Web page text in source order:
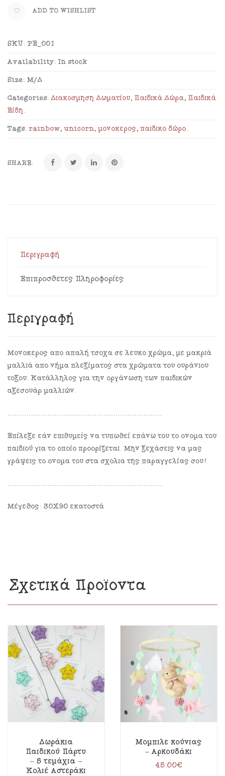
ADD TO WISHLIST
SKU: PE_001
Availability: In stock
Size: Μ/Δ
Categories: Διακόσμηση Δωματίου, Παιδικά Δώρα, Παιδικά
Είδη.
Tags: rainbow,unicorn,μονόκερος,παιδικό δώρο.
SHARE:
Περιγραφή
Επιπρόσθετες Πληροφορίες
Περιγραφή
Μονόκερος από απαλή τσόχα σε λευκό χρώμα, με μακριά
μαλλιά από νήμα πλεξίματος στα χρώματα του ουράνιου
τόξου. Κατάλληλος για την οργάνωση των παιδικών
αξεσουάρ μαλλιών.
…………………………………………………………
Επίλεξε εάν επιθυμείς να τυπωθεί επάνω του το όνομα του
παιδιού για το οποίο προορίζεται. Μην ξεχάσεις να μας
γράψεις το όνομα του στα σχόλια της παραγγελίας σου!
…………………………………………………………
Μέγεθος: 30X90 εκατοστά
Σχετικά Προϊόντα
Δωράκια
Παιδικού Πάρτυ
– 5 τεμάχια –
Κολιέ Αστεράκι
Μόμπιλε κούνιας
– Αρκουδάκι
45.00€